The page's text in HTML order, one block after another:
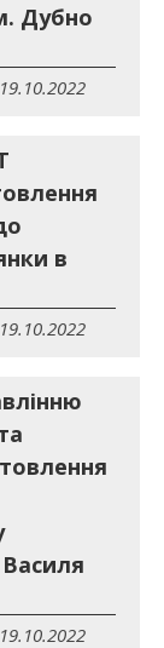
Дубно
в